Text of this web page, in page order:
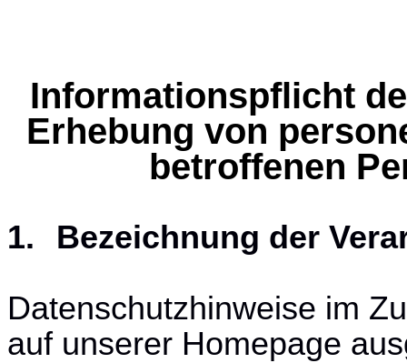
Informationspflicht
Erhebung von
betroffenen
1.
Bezeichnung der
Datenschutzhinweise im
auf unserer Homepage